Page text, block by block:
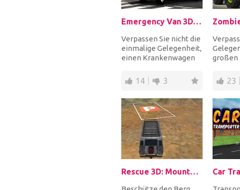
Emergency Van 3D Parking
Verpassen Sie nicht die
einmalige Gelegenheit,
einen Krankenwagen
parken. Wenn...
14 3
großen
und zu
23
Rescue 3D: Mountain Patrol Car